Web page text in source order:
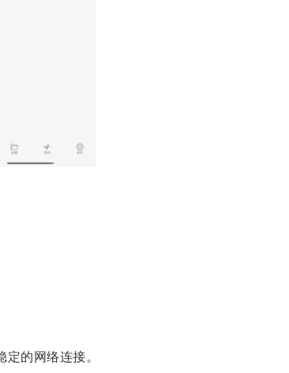
的网络连接。